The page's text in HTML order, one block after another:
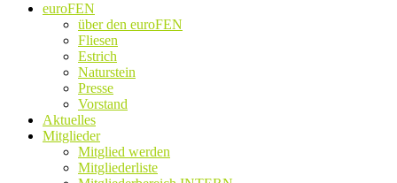
euroFEN
über den euroFEN
Fliesen
Estrich
Naturstein
Presse
Vorstand
Aktuelles
Mitglieder
Mitglied werden
Mitgliederliste